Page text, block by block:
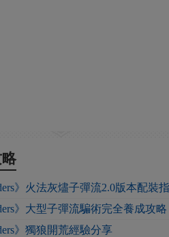
》火法灰燼子彈流2.0版本配裝
》大型子彈流騙術完全養成攻略
》獨狼開荒經驗分享